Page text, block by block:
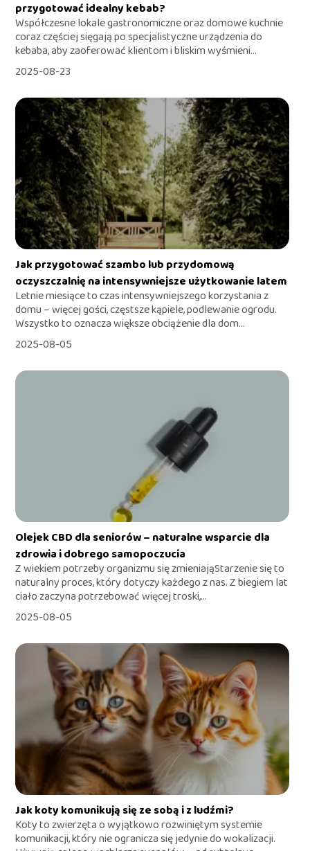
przygotować idealny kebab?
Współczesne lokale gastronomiczne oraz domowe kuchnie
coraz częściej sięgają po specjalistyczne urządzenia do
kebaba, aby zaoferować klientom i bliskim wyśmieni...
2025-08-23
Jak przygotować szambo lub przydomową
oczyszczalnię na intensywniejsze użytkowanie latem
Letnie miesiące to czas intensywniejszego korzystania z
domu – więcej gości, częstsze kąpiele, podlewanie ogrodu.
Wszystko to oznacza większe obciążenie dla dom...
2025-08-05
Olejek CBD dla seniorów – naturalne wsparcie dla
zdrowia i dobrego samopoczucia
Z wiekiem potrzeby organizmu się zmieniająStarzenie się to
naturalny proces, który dotyczy każdego z nas. Z biegiem lat
ciało zaczyna potrzebować więcej troski,...
2025-08-05
Jak koty komunikują się ze sobą i z ludźmi?
Koty to zwierzęta o wyjątkowo rozwiniętym systemie
komunikacji, który nie ogranicza się jedynie do wokalizacji.